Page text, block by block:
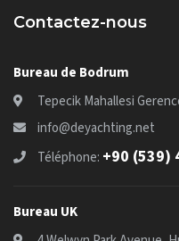
Contactez-nous
Bureau de Bodrum
Tepecik Mahallesi
info@deyachting.net
Téléphone: +90 (539)
Bureau UK